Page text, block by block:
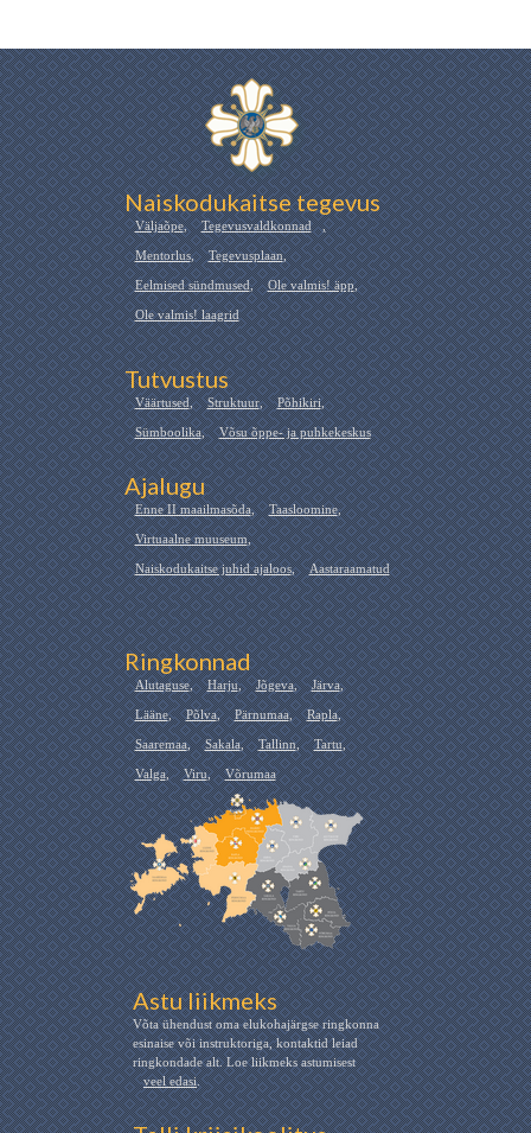
Naiskodukaitse tegevus
Väljaõpe, Tegevusvaldkonnad ,
Mentorlus, Tegevusplaan,
Eelmised sündmused, Ole valmis! äpp,
Ole valmis! laagrid
Tutvustus
Väärtused, Struktuur, Põhikiri,
Sümboolika, Võsu õppe- ja puhkekeskus
Ajalugu
Enne II maailmasõda, Taasloomine,
Virtuaalne muuseum,
Naiskodukaitse juhid ajaloos, Aastaraamatud
Ringkonnad
Alutaguse, Harju, Jõgeva, Järva,
Lääne, Põlva, Pärnumaa, Rapla,
Saaremaa, Sakala, Tallinn, Tartu,
Valga, Viru, Võrumaa
Astu liikmeks
Võta ühendust oma elukohajärgse ringkonna
esinaise või instruktoriga, kontaktid leiad
ringkondade alt. Loe liikmeks astumisest
veel edasi.